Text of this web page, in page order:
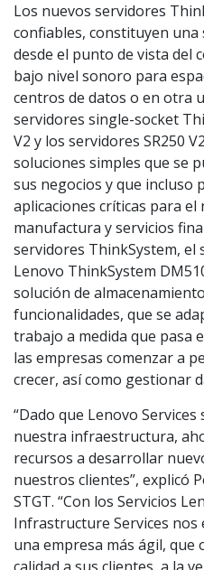
Los nuevos servidores
confiables, constituyen
desde el punto de vista del
bajo nivel sonoro para
centros de datos o en otra
servidores single-socket
V2 y los servidores SR250
soluciones simples que se
sus negocios y que incluso
aplicaciones críticas para el
manufactura y servicios
servidores ThinkSystem, el
Lenovo ThinkSystem
solución de
funcionalidades, que se
trabajo a medida que pasa
las empresas comenzar a
crecer, así como gestionar
“Dado que Lenovo
nuestra infraestructura,
recursos a desarrollar
nuestros clientes”, explicó
STGT. “Con los Servicios
Infrastructure Services
una empresa más ágil, que